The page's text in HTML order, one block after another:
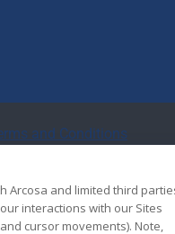
and Conditions
Arcosa and limited third
interactions with our Sites
cursor movements). Note,